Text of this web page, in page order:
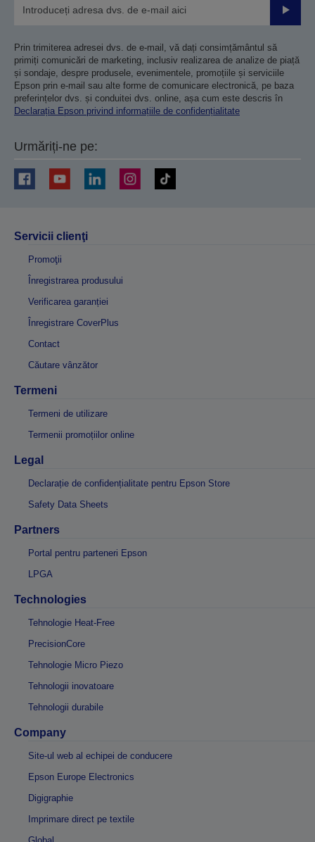
Prin trimiterea adresei dvs. de e-mail, vă dați consimțământul să
primiți comunicări de marketing, inclusiv realizarea de analize de piață
și sondaje, despre produsele, evenimentele, promoțiile și serviciile
Epson prin e-mail sau alte forme de comunicare electronică, pe baza
preferințelor dvs. și conduitei dvs. online, așa cum este descris în
Declarația Epson privind informațiile de confidențialitate
Urmăriți-ne pe:
Servicii clienţi
Promoţii
Înregistrarea produsului
Verificarea garanției
Înregistrare CoverPlus
Contact
Căutare vânzător
Termeni
Termeni de utilizare
Termenii promoțiilor online
Legal
Declarație de confidențialitate pentru Epson Store
Safety Data Sheets
Partners
Portal pentru parteneri Epson
LPGA
Technologies
Tehnologie Heat-Free
PrecisionCore
Tehnologie Micro Piezo
Tehnologii inovatoare
Tehnologii durabile
Company
Site-ul web al echipei de conducere
Epson Europe Electronics
Digigraphie
Imprimare direct pe textile